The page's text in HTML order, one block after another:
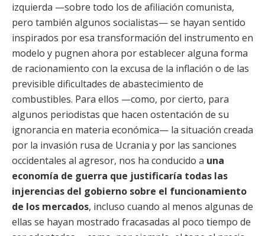
izquierda —sobre todo los de afiliación comunista,
pero también algunos socialistas— se hayan sentido
inspirados por esa transformación del instrumento en
modelo y pugnen ahora por establecer alguna forma
de racionamiento con la excusa de la inflación o de las
previsible dificultades de abastecimiento de
combustibles. Para ellos —como, por cierto, para
algunos periodistas que hacen ostentación de su
ignorancia en materia económica— la situación creada
por la invasión rusa de Ucrania y por las sanciones
occidentales al agresor, nos ha conducido a una
economía de guerra que justificaría todas las
injerencias del gobierno sobre el funcionamiento
de los mercados, incluso cuando al menos algunas de
ellas se hayan mostrado fracasadas al poco tiempo de